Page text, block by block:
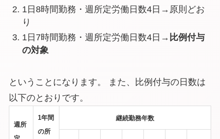
1日8時間勤務・週所定労働日数4日→原則どお
り
1日7時間勤務・週所定労働日数4日→ 比例付与
の対象
ということになります。 また、比例付与の日数は
以下のとおりです。
週所
1年間
の所
継続勤務年数